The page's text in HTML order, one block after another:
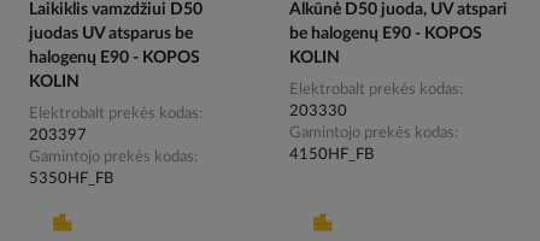
Laikiklis vamzdžiui D50
juodas UV atsparus be
halogenų E90 - KOPOS
KOLIN
Elektrobalt prekės kodas
203397
Gamintojo prekės kodas
5350HF_FB
Alkūnė D50 juoda, UV atspari
be halogenų E90 - KOPOS
KOLIN
Elektrobalt prekės kodas
203330
Gamintojo prekės kodas
4150HF_FB